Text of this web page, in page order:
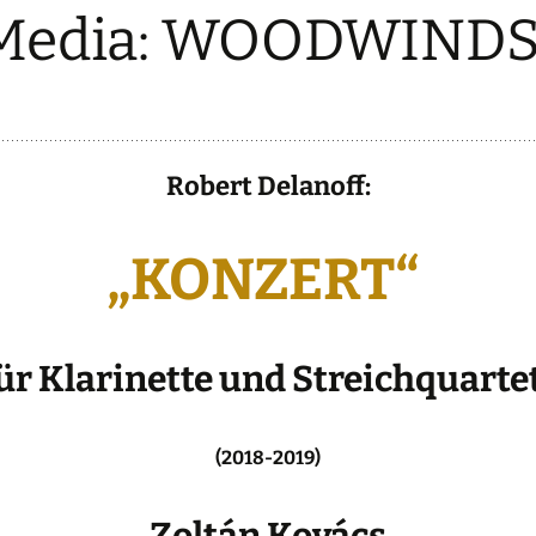
Robert Delanoff:
„KONZERT“
Klarinette und
(2018-2019)